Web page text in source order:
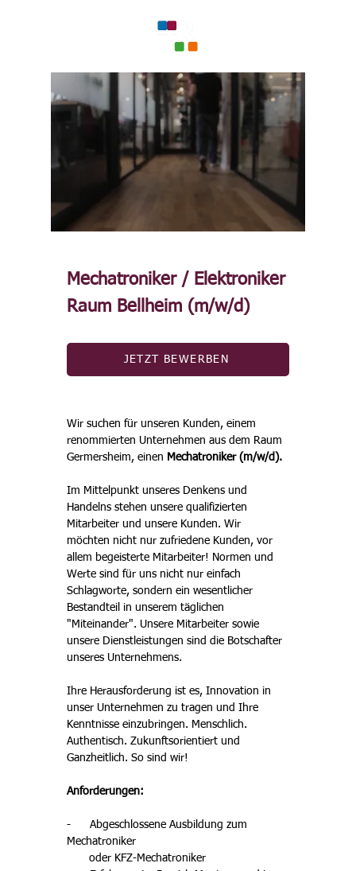
Mechatroniker / Elektroniker
Raum Bellheim (m/w/d)
JETZT BEWERBEN
Wir suchen für unseren Kunden, einem
renommierten Unternehmen aus dem Raum
Germersheim, einen Mechatroniker (m/w/d).
Im Mittelpunkt unseres Denkens und
Handelns stehen unsere qualifizierten
Mitarbeiter und unsere Kunden. Wir
möchten nicht nur zufriedene Kunden, vor
allem begeisterte Mitarbeiter! Normen und
Werte sind für uns nicht nur einfach
Schlagworte, sondern ein wesentlicher
Bestandteil in unserem täglichen
"Miteinander". Unsere Mitarbeiter sowie
unsere Dienstleistungen sind die Botschafter
unseres Unternehmens.
Ihre Herausforderung ist es, Innovation in
unser Unternehmen zu tragen und Ihre
Kenntnisse einzubringen. Menschlich.
Authentisch. Zukunftsorientiert und
Ganzheitlich. So sind wir!
Anforderungen:
-      Abgeschlossene Ausbildung zum
Mechatroniker
       oder KFZ-Mechatroniker